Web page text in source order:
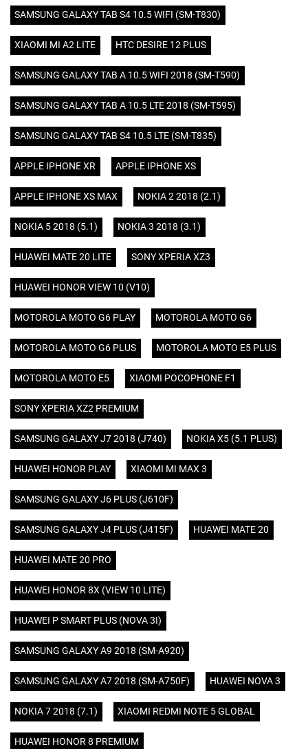
SAMSUNG GALAXY TAB S4 10.5 WIFI (SM-T830)
XIAOMI MI A2 LITE HTC DESIRE 12 PLUS
SAMSUNG GALAXY TAB A 10.5 WIFI 2018 (SM-T590)
SAMSUNG GALAXY TAB A 10.5 LTE 2018 (SM-T595)
SAMSUNG GALAXY TAB S4 10.5 LTE (SM-T835)
APPLE IPHONE XR APPLE IPHONE XS
APPLE IPHONE XS MAX NOKIA 2 2018 (2.1)
NOKIA 5 2018 (5.1) NOKIA 3 2018 (3.1)
HUAWEI MATE 20 LITE SONY XPERIA XZ3
HUAWEI HONOR VIEW 10 (V10)
MOTOROLA MOTO G6 PLAY MOTOROLA MOTO G6
MOTOROLA MOTO G6 PLUS MOTOROLA MOTO E5 PLUS
MOTOROLA MOTO E5 XIAOMI POCOPHONE F1
SONY XPERIA XZ2 PREMIUM
SAMSUNG GALAXY J7 2018 (J740) NOKIA X5 (5.1 PLUS)
HUAWEI HONOR PLAY XIAOMI MI MAX 3
SAMSUNG GALAXY J6 PLUS (J610F)
SAMSUNG GALAXY J4 PLUS (J415F) HUAWEI MATE 20
HUAWEI MATE 20 PRO
HUAWEI HONOR 8X (VIEW 10 LITE)
HUAWEI P SMART PLUS (NOVA 3I)
SAMSUNG GALAXY A9 2018 (SM-A920)
SAMSUNG GALAXY A7 2018 (SM-A750F) HUAWEI NOVA 3
NOKIA 7 2018 (7.1) XIAOMI REDMI NOTE 5 GLOBAL
HUAWEI HONOR 8 PREMIUM